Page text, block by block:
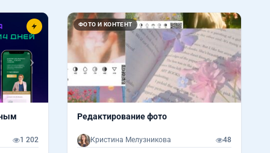
Вперед
1 202
ФОТО И КОНТЕНТ
Редактирование фото
Кристина Мелузникова 48